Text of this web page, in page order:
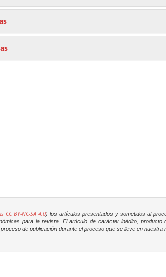
CC BY-NC-SA 4.0) los artículos presentados y sometidos al
para la revista. El artículo de carácter inédito,
de publicación durante el proceso que se lleve en nuestra